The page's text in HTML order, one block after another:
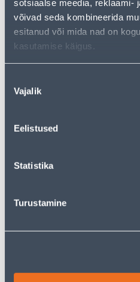
sotsiaalse meedia, reklaami-
võivad seda kombineerida
esitanud või mida nad on
kasutamise käigus.
valik
Vajalik
Eelistused
Statistika
Turustamine
/ tk
KAMPAANIA
S.1 KREEM
5.59 € / tk